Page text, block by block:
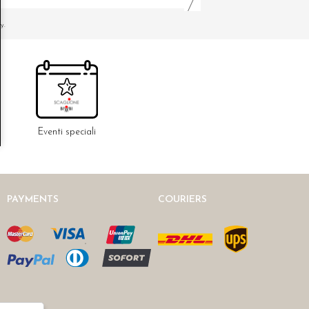
Eventi speciali
PAYMENTS COURIERS